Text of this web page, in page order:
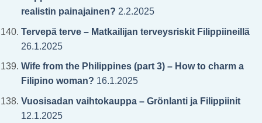
realistin painajainen? 2.2.2025
Tervepä terve – Matkailijan terveysriskit Filippiineillä
26.1.2025
Wife from the Philippines (part 3) – How to charm a
Filipino woman? 16.1.2025
Vuosisadan vaihtokauppa – Grönlanti ja Filippiinit
12.1.2025